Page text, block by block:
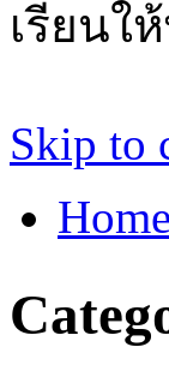
เรียนใ
Skip to
Home